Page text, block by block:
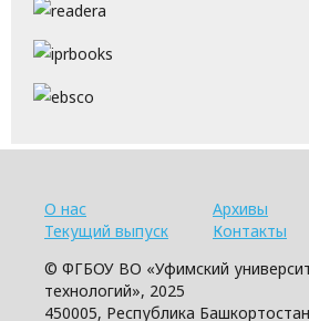
О нас
Текущий выпуск
Архивы
Контакты
© ФГБОУ ВО «Уфимский
технологий», 2025
450005, Республика